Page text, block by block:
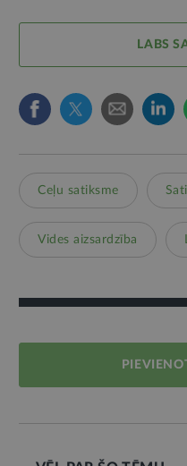
LABS
Ceļu satiksme
Vides aizsardzība